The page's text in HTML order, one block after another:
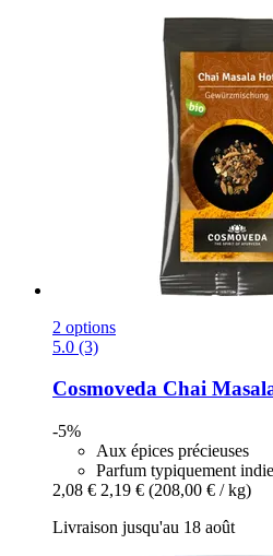
2 options
5.0 (3)
Cosmoveda Chai
-5%
Aux épices précieuses
Parfum typiquement
2,08 € 2,19 € (208,00 € / kg)
Livraison jusqu'au 18 août